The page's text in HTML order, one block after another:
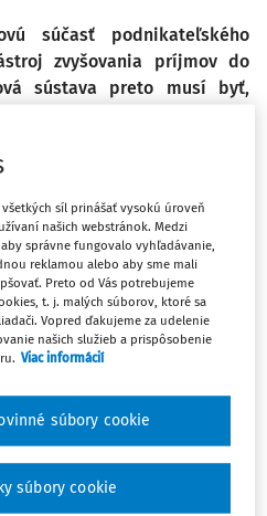
súčasť podnikateľského
zvyšovania príjmov do
sústava preto musí byť,
predstavuje najčastejší
nasledujúcom texte hovoríme
pri dodaní tovaru, máme na
dani z pridanej
upravuje zdanenie
vzťahu k daňovej sústave
osobitným zákonom,
z. o dani z pridanej hodnoty
síl prinášať vysokú úroveň
našich webstránok. Medzi
správne fungovalo vyhľadávanie,
reklamou alebo aby sme mali
Preto od Vás potrebujeme
t. j. malých súborov, ktoré sa
Vopred ďakujeme za udelenie
našich služieb a prispôsobenie
Viac informácií
súbory cookie
súbory cookie